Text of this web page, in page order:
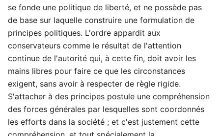
se fonde une politique de liberté, et ne possède pas
de base sur laquelle construire une formulation de
principes politiques. L'ordre appardit aux
conservateurs comme le résultat de l'attention
continue de l'autorité qui, à cette fin, doit avoir les
mains libres pour faire ce que les circonstances
exigent, sans avoir à respecter de règle rigide.
S'attacher à des principes postule une compréhension
des forces générales par lesquelles sont coordonnés
les efforts dans la société ; et c'est justement cette